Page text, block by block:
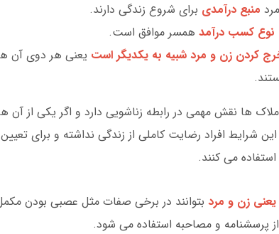
منبع درآمدی برای شروع زندگی دارند.
نوع کسب درآمد همسر موافق است.
کردن زن و مرد شبیه به یکدیگر است یعنی هر دوی آن
ها نقش مهمی در رابطه زناشویی دارد و اگر یکی از آن
شرایط افراد رضایت کاملی از زندگی نداشته و برای تعیین
می کنند.
زن و مرد بتوانند در برخی صفات مثل عصبی بودن
پرسشنامه و مصاحبه استفاده می شود.